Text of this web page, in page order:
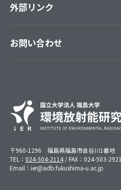
〒960-1296 福島県福島市金谷川1番地
TEL： 024-504-2114 / FAX：024-503-2921
Email：ier@adb.fukushima-u.ac.jp
外部リンク
お問い合わせ